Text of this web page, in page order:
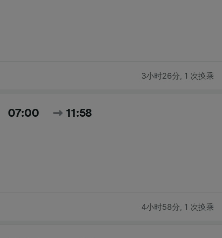
3小时26分, 1 次换乘
07:00 11:58
4小时58分, 1 次换乘